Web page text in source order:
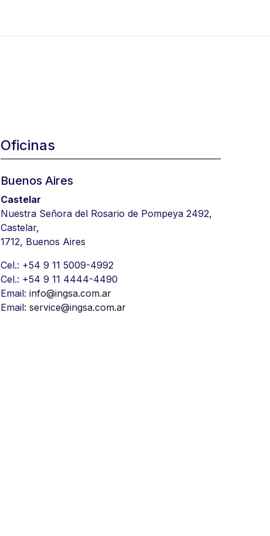
Oficinas
Buenos Aires
Castelar
Nuestra Señora del Rosario de Pompeya 2492,
Castelar,
1712, Buenos Aires
Cel.: +54 9 11 5009-4992
Cel.: +54 9 11 4444-4490
Email:info@ingsa.com.ar
Email:service@ingsa.com.ar